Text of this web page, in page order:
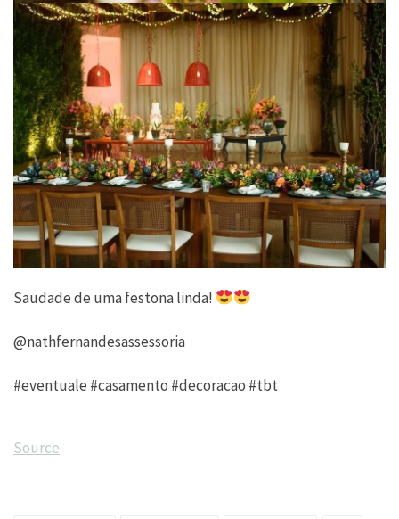
Saudade de uma festona linda!
@nathfernandesassessoria
#eventuale #casamento #decoracao #tbt
Source